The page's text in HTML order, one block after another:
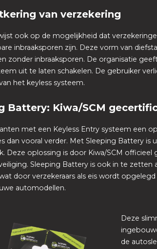
van verzekering
ook op de mogelijkheid dat
inbraaksporen zijn. Deze vorm van
zonder inbraaksporen. De organisatie
uit te laten schakelen. De gebruiker
het keyless systeem.
Battery: Kiwa/SCM
met een Keyless Entry systeem een
dan vooral verder. Met Sleeping Battery is
Deze oplossing is door Kiwa/SCM officieel
Sleeping Battery is ook in te zetten
door verzekeraars als eis wordt
automodellen.
Deze
de